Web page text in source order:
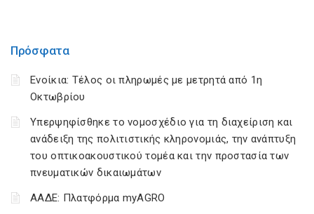
Πρόσφατα
Ενοίκια: Τέλος οι πληρωμές με μετρητά από 1η
Οκτωβρίου
Υπερψηφίσθηκε το νομοσχέδιο για τη διαχείριση και
ανάδειξη της πολιτιστικής κληρονομιάς, την ανάπτυξη
του οπτικοακουστικού τομέα και την προστασία των
πνευματικών δικαιωμάτων
ΑΑΔΕ: Πλατφόρμα myAGRO